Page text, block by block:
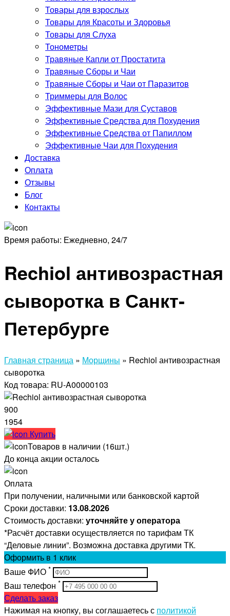
Товары для взрослых
Товары для Красоты и Здоровья
Товары для Слуха
Тонометры
Травяные Капли от Простатита
Травяные Сборы и Чаи
Травяные Сборы и Чаи от Паразитов
Триммеры для Волос
Эффективные Мази для Суставов
Эффективные Средства для Похудения
Эффективные Средства от Папиллом
Эффективные Чаи для Похудения
Доставка
Оплата
Отзывы
Блог
Контакты
Время работы: Ежедневно, 24/7
Rechiol антивозрастная
сыворотка в Санкт-
Петербурге
Главная страница » Морщины » Rechiol антивозрастная
сыворотка
Код товара: RU-A00000103
900
1954
Купить
Товаров в наличии (16шт.)
До конца акции осталось
Оплата
При получении, наличными или банковской картой
Сроки доставки: 13.08.2026
Стоимость доставки: уточняйте у оператора
*Расчёт доставки осуществляется по тарифам ТК
“Деловые линии”. Возможна доставка другими ТК.
Оформить в 1 клик
Ваше ФИО *
Ваш телефон *
Сделать заказ
Нажимая на кнопку, вы соглашаетесь с политикой